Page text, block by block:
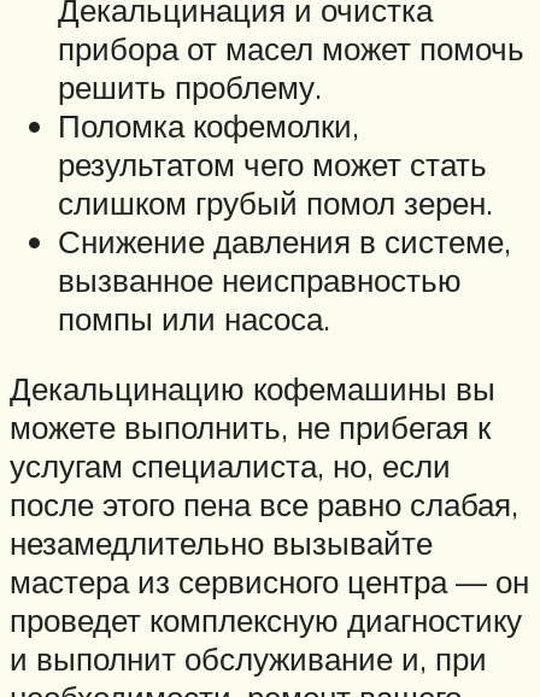
Декальцинация и очистка
прибора от масел может помочь
решить проблему.
Поломка кофемолки,
результатом чего может стать
слишком грубый помол зерен.
Снижение давления в системе,
вызванное неисправностью
помпы или насоса.
Декальцинацию кофемашины вы
можете выполнить, не прибегая к
услугам специалиста, но, если
после этого пена все равно слабая,
незамедлительно вызывайте
мастера из сервисного центра — он
проведет комплексную диагностику
и выполнит обслуживание и, при